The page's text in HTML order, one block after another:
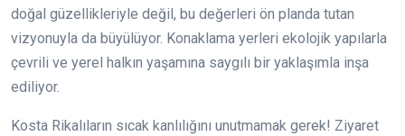
doğal güzellikleriyle değil, bu değerleri ön planda tutan
vizyonuyla da büyülüyor. Konaklama yerleri ekolojik yapılarla
çevrili ve yerel halkın yaşamına saygılı bir yaklaşımla inşa
ediliyor.
Kosta Rikalıların sıcak kanlılığını unutmamak gerek! Ziyaret